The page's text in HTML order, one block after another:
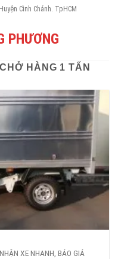
Cình Chánh. TpHCM
PHƯƠNG
HÀNG 1 TẤN
XE NHANH, BÁO GIÁ